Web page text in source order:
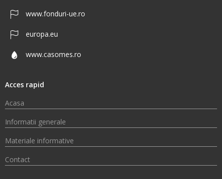
www.fonduri-ue.ro
europa.eu
www.casomes.ro
Acces rapid
Acasa
Informatii generale
Materiale informative
Contact